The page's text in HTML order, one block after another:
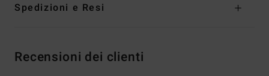
Spedizioni e Resi
Recensioni dei clienti